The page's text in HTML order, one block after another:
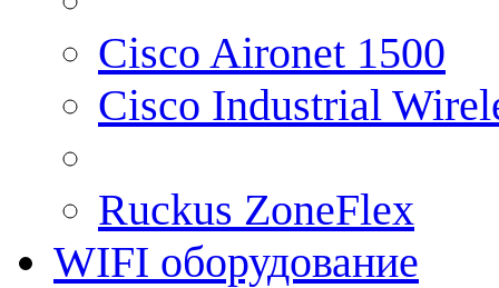
Cisco Aironet 1500
Cisco Industrial
Ruckus ZoneFlex
WIFI оборудование